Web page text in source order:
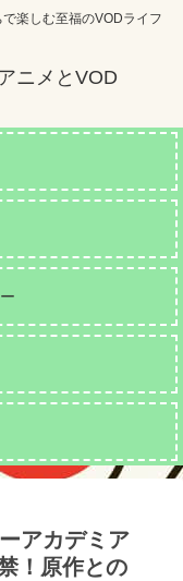
楽しむ至福のVODライフ
ニメとVOD
アカデミア
！原作との